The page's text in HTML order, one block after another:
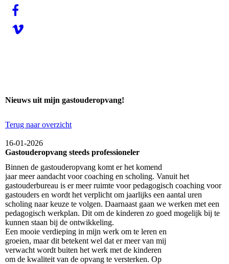
Nieuws uit mijn gastouderopvang!
Terug naar overzicht
16-01-2026
Gastouderopvang steeds professioneler
Binnen de gastouderopvang komt er het komend
jaar meer aandacht voor coaching en scholing. Vanuit het
gastouderbureau is er meer ruimte voor pedagogisch coaching voor
gastouders en wordt het verplicht om jaarlijks een aantal uren
scholing naar keuze te volgen. Daarnaast gaan we werken met een
pedagogisch werkplan. Dit om de kinderen zo goed mogelijk bij te
kunnen staan bij de ontwikkeling.
Een mooie verdieping in mijn werk om te leren en
groeien, maar dit betekent wel dat er meer van mij
verwacht wordt buiten het werk met de kinderen
om de kwaliteit van de opvang te versterken. Op